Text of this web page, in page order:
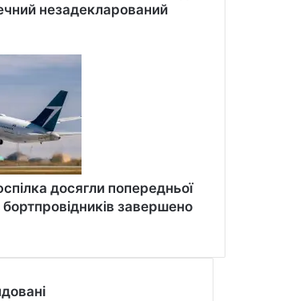
незадекларований
досягли попередньої
завершено